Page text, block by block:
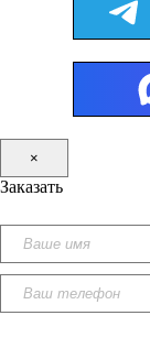
×
Заказать